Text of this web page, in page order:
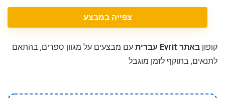
צפייה במבצע
קופון באתר Evrit עברית
עם מבצעים על מגוון ספרים, בהתאם
לתנאים, בתוקף לזמן מוגבל